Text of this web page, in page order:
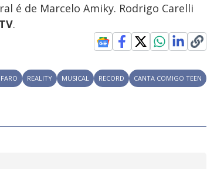
é de Marcelo Amiky. Rodrigo Carelli
.
REALITY MUSICAL RECORD CANTA COMIGO TEEN